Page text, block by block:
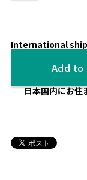
International
Add to
日本国内にお住